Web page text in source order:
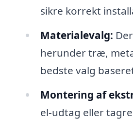
sikre korrekt
Materialevalg:
herunder træ,
bedste valg
Montering af
el-udtag eller